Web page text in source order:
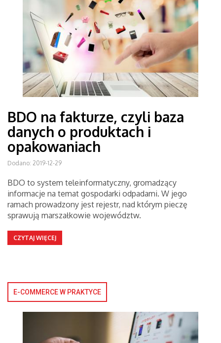
BDO na fakturze, czyli baza
danych o produktach i
opakowaniach
Dodano: 2019-12-29
BDO to system teleinformatyczny, gromadzący
informacje na temat gospodarki odpadami. W jego
ramach prowadzony jest rejestr, nad którym pieczę
sprawują marszałkowie województw.
CZYTAJ WIĘCEJ
E-COMMERCE W PRAKTYCE